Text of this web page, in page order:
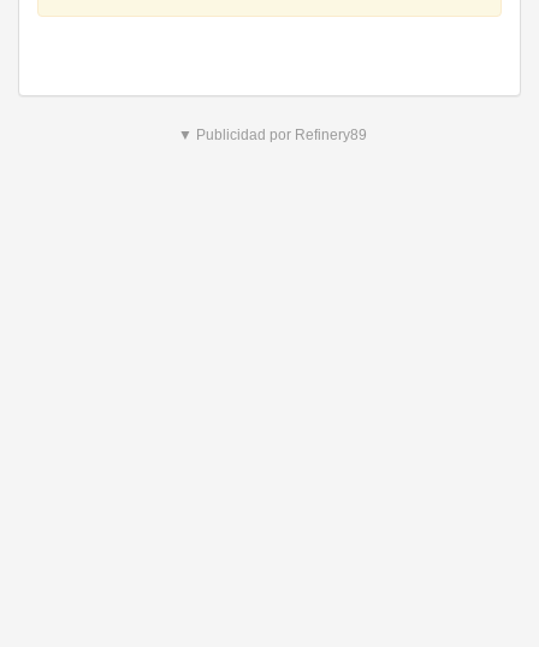
▼ Publicidad por Refinery89